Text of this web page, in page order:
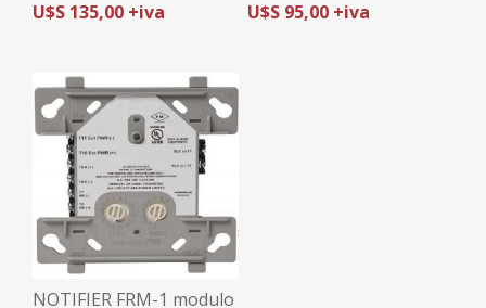
U$S 135,00 +iva
U$S 95,00 +iva
NOTIFIER FRM-1 modulo